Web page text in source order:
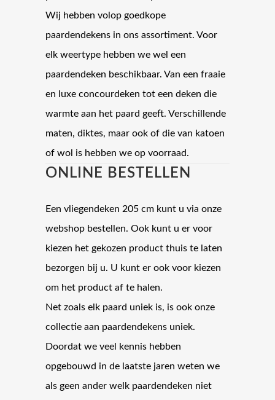
Wij hebben volop goedkope
paardendekens in ons assortiment. Voor
elk weertype hebben we wel een
paardendeken beschikbaar. Van een fraaie
en luxe concourdeken tot een deken die
warmte aan het paard geeft. Verschillende
maten, diktes, maar ook of die van katoen
of wol is hebben we op voorraad.
ONLINE BESTELLEN
Een vliegendeken 205 cm kunt u via onze
webshop bestellen. Ook kunt u er voor
kiezen het gekozen product thuis te laten
bezorgen bij u. U kunt er ook voor kiezen
om het product af te halen.
Net zoals elk paard uniek is, is ook onze
collectie aan paardendekens uniek.
Doordat we veel kennis hebben
opgebouwd in de laatste jaren weten we
als geen ander welk paardendeken niet